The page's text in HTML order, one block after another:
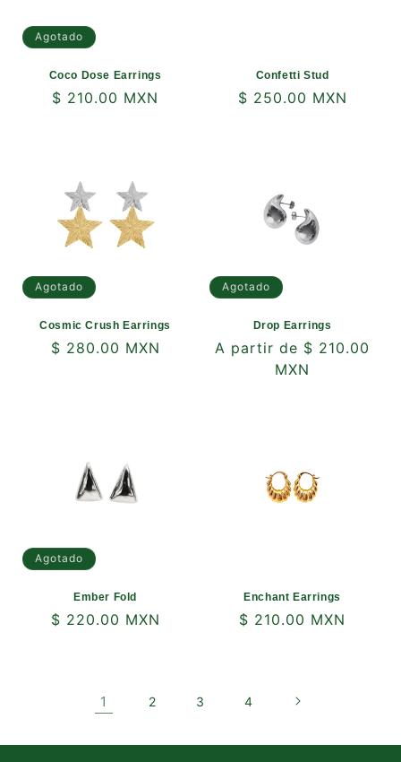
Agotado
Coco Dose Earrings
Precio
$ 210.00 MXN
Confetti Stud
Precio
$ 250.00 MXN
Agotado
Cosmic Crush Earrings
Precio
$ 280.00 MXN
Agotado
Drop Earrings
Precio
A partir de $ 210.00
MXN
Agotado
Ember Fold
Precio
$ 220.00 MXN
Enchant Earrings
Precio
$ 210.00 MXN
1 2 3 4